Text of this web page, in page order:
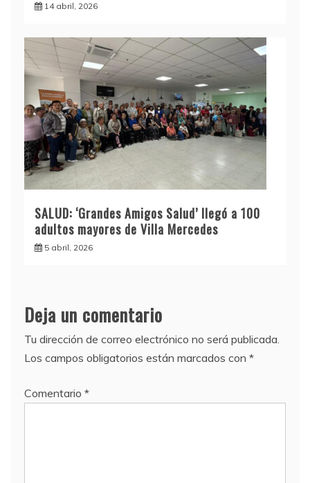
14 abril, 2026
SALUD: ‘Grandes Amigos Salud’ llegó a 100
adultos mayores de Villa Mercedes
5 abril, 2026
Deja un comentario
Tu dirección de correo electrónico no será publicada.
Los campos obligatorios están marcados con *
Comentario *